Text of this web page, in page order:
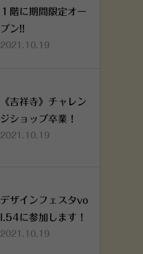
１階に期間限定オー
プン!!
2021.10.19
《吉祥寺》チャレン
ジショップ卒業！
2021.10.19
デザインフェスタvo
l.54に参加します！
2021.10.19